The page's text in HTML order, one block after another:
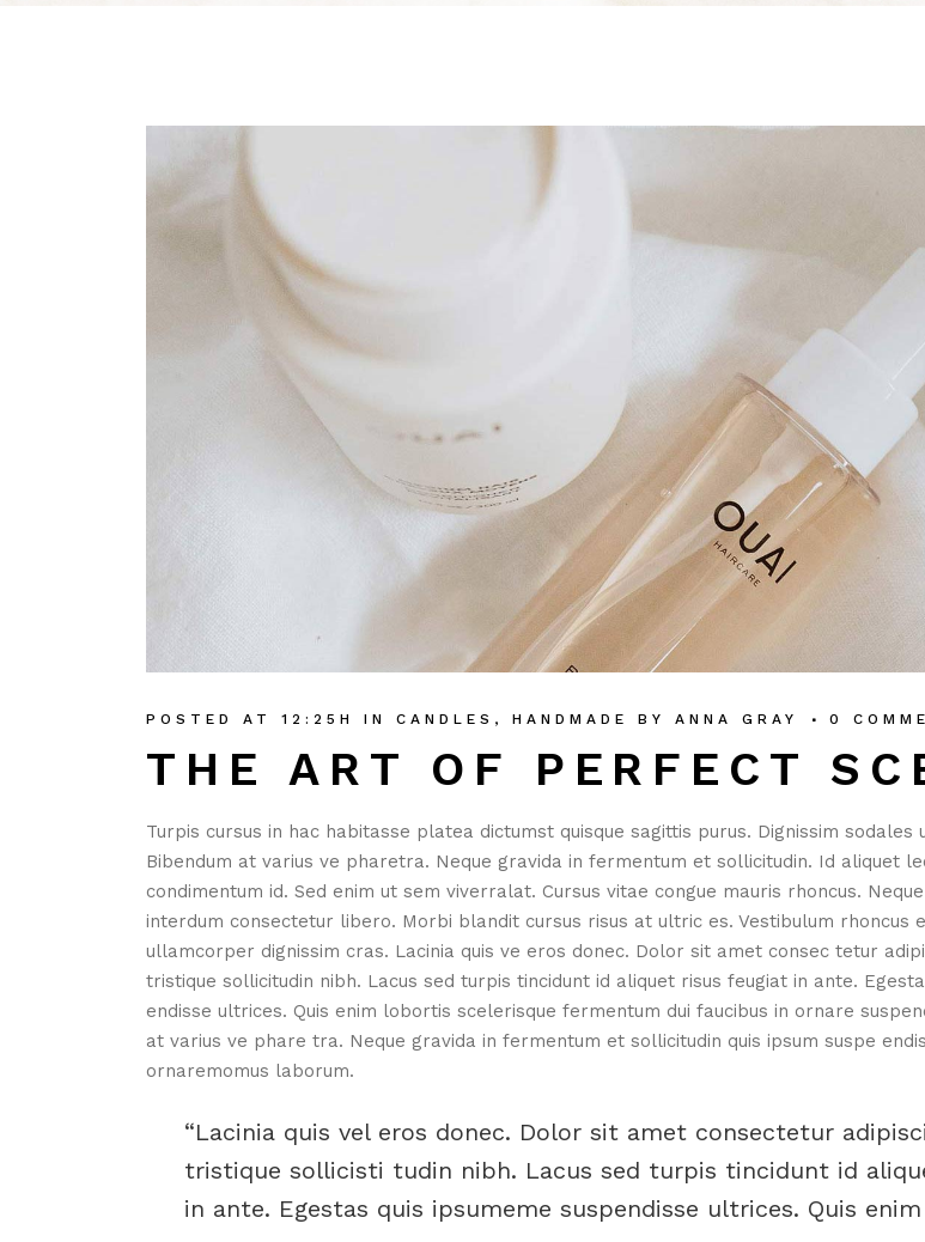
THE ART OF PERFECT
POSTED AT 12:25H IN CANDLES , HANDMADE BY ANNA GRAY 0
Turpis cursus in hac habitasse platea dictumst quisque sagittis purus. Dignissim sodales
Bibendum at varius ve pharetra. Neque gravida in fermentum et sollicitudin. Id aliquet
condimentum id. Sed enim ut sem viverralat. Cursus vitae congue mauris rhoncus.
interdum consectetur libero. Morbi blandit cursus risus at ultric es. Vestibulum rhoncus
ullamcorper dignissim cras. Lacinia quis ve eros donec. Dolor sit amet consec tetur
tristique sollicitudin nibh. Lacus sed turpis tincidunt id aliquet risus feugiat in ante.
endisse ultrices. Quis enim lobortis scelerisque fermentum dui faucibus in ornare
at varius ve phare tra. Neque gravida in fermentum et sollicitudin quis ipsum suspe
ornaremomus laborum.
Lacinia quis vel eros donec. Dolor sit amet consectetur
tristique sollicisti tudin nibh. Lacus sed turpis tincidunt id
in ante. Egestas quis ipsumeme suspendisse ultrices. Quis